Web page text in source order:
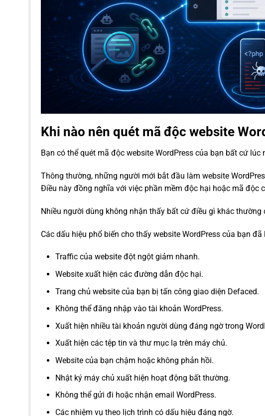
Khi nào nên quét mã độc website
Bạn có thể quét mã độc website WordPress của bạn bất cứ lúc
Thông thường, những người mới bắt đầu làm website
Điều này đồng nghĩa với việc phần mềm độc hại hoặc mã độc
Nhiều người dùng không nhận thấy bất cứ điều gì khác
Các dấu hiệu phổ biến cho thấy website WordPress của bạn
Traffic của website đột ngột giảm nhanh.
Website xuất hiện các đường dẫn độc hại.
Trang chủ website của bạn bị tấn công giao diện Defaced.
Không thể đăng nhập vào tài khoản WordPress.
Xuất hiện nhiều tài khoản người dùng đáng ngờ trong
Xuất hiện các tệp tin và thư mục lạ trên máy chủ.
Website của bạn chậm hoặc không phản hồi.
Nhật ký máy chủ xuất hiện hoạt động bất thường.
Không thể gửi đi hoặc nhận email WordPress.
Các nhiệm vụ theo lịch trình có dấu hiệu đáng ngờ.